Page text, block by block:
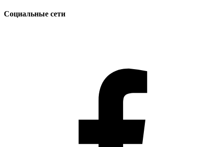
Социальные сети